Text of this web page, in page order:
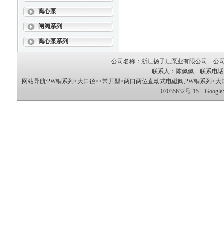
离心泵
闸阀系列
离心泵系列
公司名称：浙江扬子江泵业有限公司 公
联系人：陈佩佩 联系电
网站导航:2W铜系列<大口径><常开型>两口两位直动式电磁阀,2W铜系列<
07035632号-15